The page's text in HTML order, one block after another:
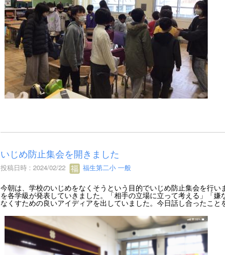
いじめ防止集会を開きました
投稿日時 : 2024/02/22 福生第二小 一般
今朝は、学校のいじめをなくそうという目的でいじめ防止集会を行
を各学級が発表していきました。「相手の立場に立って考える」「
なくすための良いアイディアを出していました。今日話し合ったこと